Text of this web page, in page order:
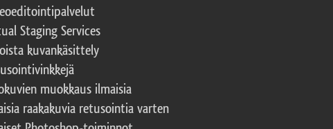
Staging Services
kuvankäsittely
muokkaus ilmaisia
raakakuvia retusointia varten